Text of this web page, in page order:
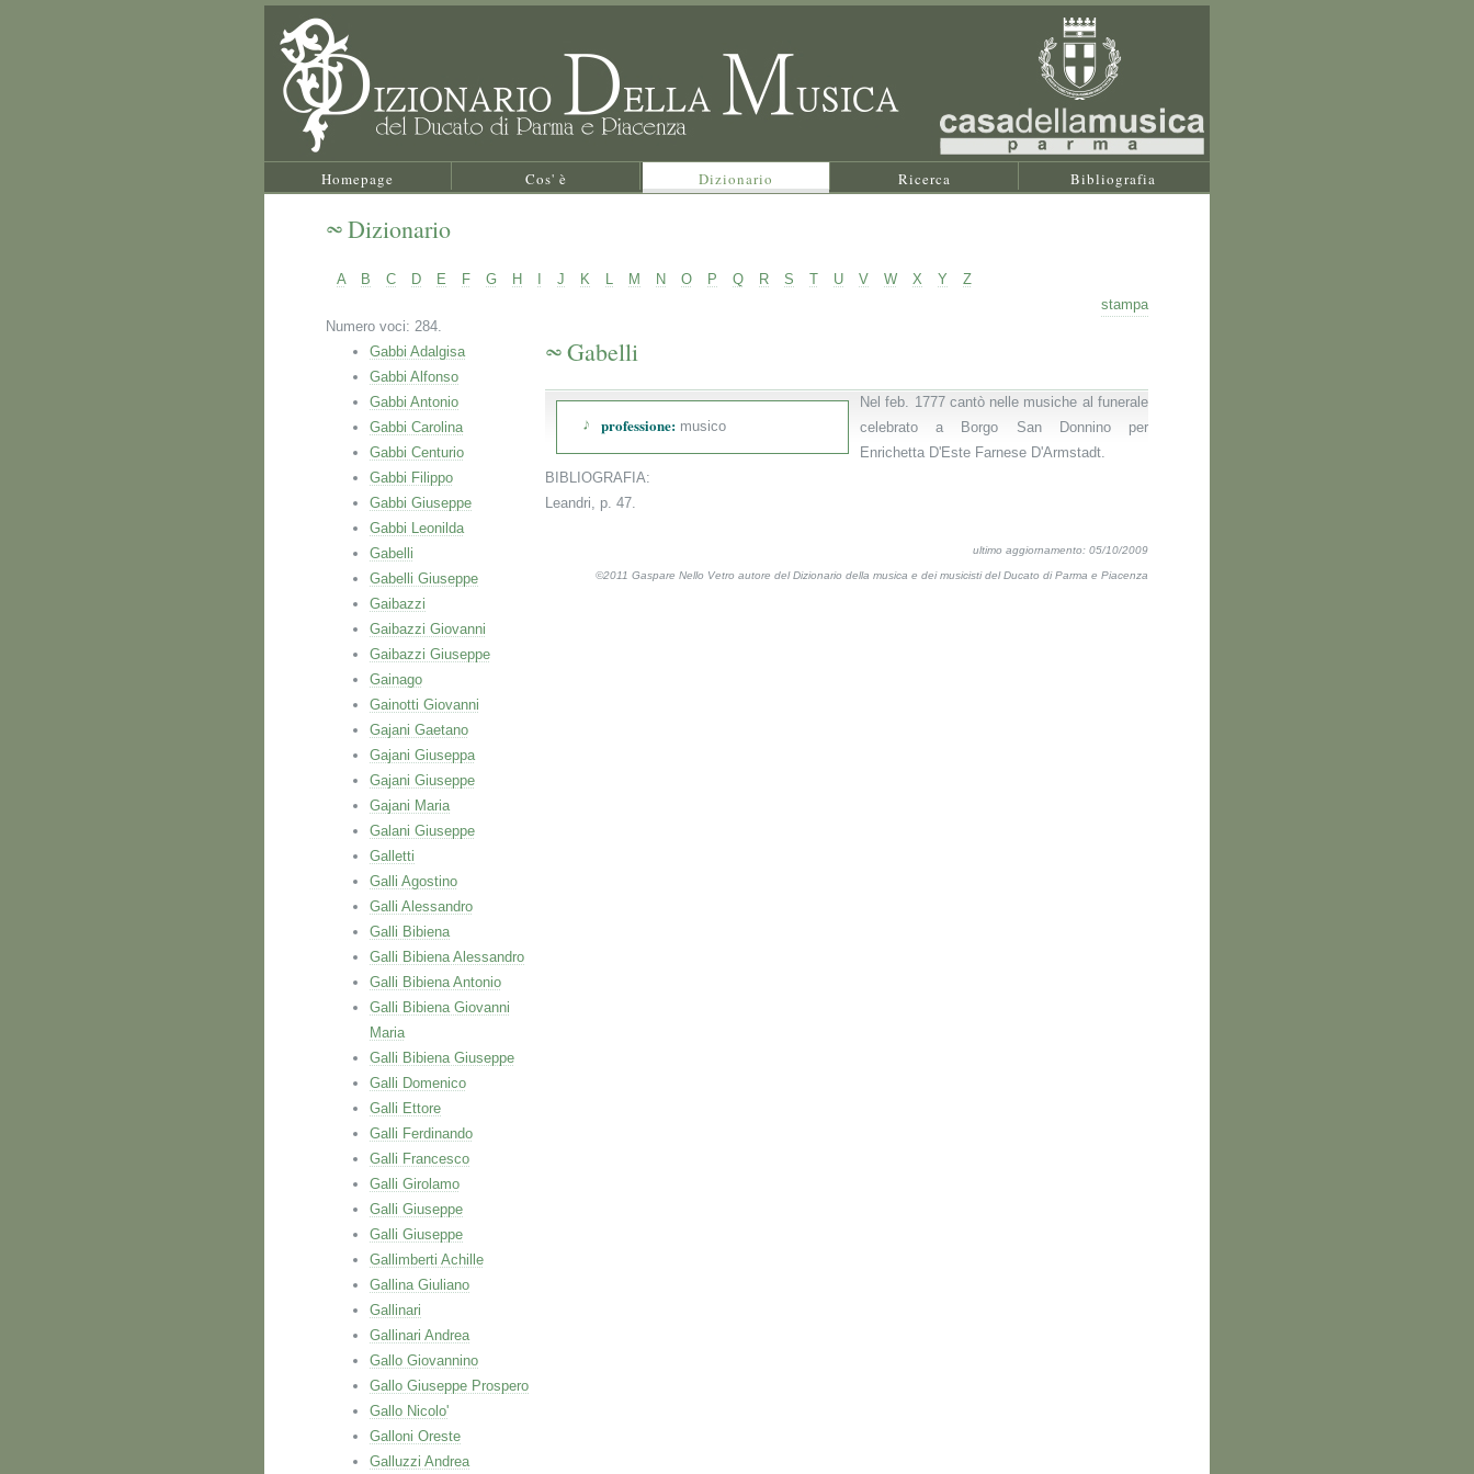
Homepage Cos' è Dizionario Ricerca Bibliografia
Dizionario
A B C D E F G H J K L M N O P Q R S T U V W X Y
Z
stampa
Numero voci: 284.
Gabbi Adalgisa
Gabbi Alfonso
Gabbi Antonio
Gabbi Carolina
Gabbi Centurio
Gabbi Filippo
Gabbi Giuseppe
Gabbi Leonilda
Gabelli
Gabelli Giuseppe
Gaibazzi
Gaibazzi Giovanni
Gaibazzi Giuseppe
Gainago
Gainotti Giovanni
Gajani Gaetano
Gajani Giuseppa
Gajani Giuseppe
Gajani Maria
Galani Giuseppe
Galletti
Galli Agostino
Galli Alessandro
Galli Bibiena
Galli Bibiena Alessandro
Galli Bibiena Antonio
Galli Bibiena Giovanni
Maria
Galli Bibiena Giuseppe
Galli Domenico
Galli Ettore
Galli Ferdinando
Galli Francesco
Galli Girolamo
Galli Giuseppe
Galli Giuseppe
Gallimberti Achille
Gallina Giuliano
Gallinari
Gallinari Andrea
Gallo Giovannino
Gallo Giuseppe Prospero
Gallo Nicolo'
Galloni Oreste
Galluzzi Andrea
Gabelli
professione: musico
Nel feb. 1777 cantò nelle musiche al funerale
celebrato a Borgo San Donnino per
Enrichetta D'Este Farnese D'Armstadt.
BIBLIOGRAFIA:
Leandri, p. 47.
ultimo aggiornamento: 05/10/2009
©2011 Gaspare Nello Vetro autore del Dizionario della musica e dei musicisti del Ducato di Parma e Piacenza